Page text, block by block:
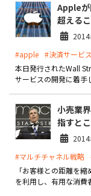
Appleが
超える
#apple #決済サービス
本日発行されたWall
サービスの開発に着手
小売業
指すとこ
#マルチチャネル戦略
「お客様との距離を
を利用し、有用な消費